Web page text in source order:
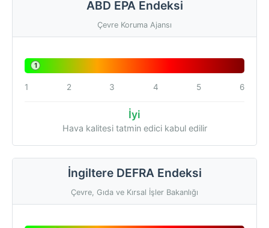
ABD EPA Endeksi
Çevre Koruma Ajansı
1
1 2 3 4 5 6
İyi
Hava kalitesi tatmin edici kabul edilir
İngiltere DEFRA Endeksi
Çevre, Gıda ve Kırsal İşler Bakanlığı